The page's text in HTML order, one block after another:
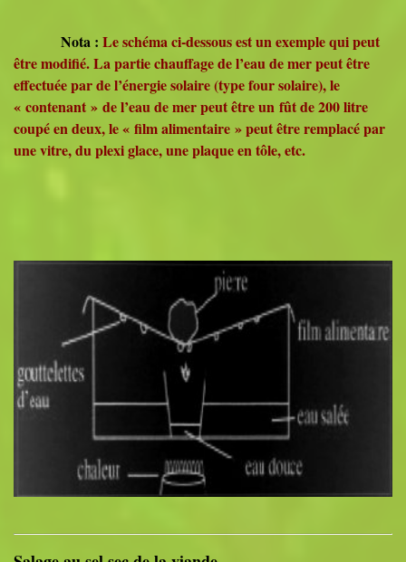
Nota :Le schéma ci-dessous est un exemple qui peut
être modifié. La partie chauffage de l’eau de mer peut être
effectuée par de l’énergie solaire (type four solaire), le
« contenant » de l’eau de mer peut être un fût de 200 litre
coupé en deux, le « film alimentaire » peut être remplacé par
une vitre, du plexi glace, une plaque en tôle, etc.